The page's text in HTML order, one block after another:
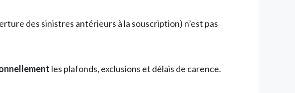
des sinistres antérieurs à la souscription) n’est pas
les plafonds, exclusions et délais de carence.